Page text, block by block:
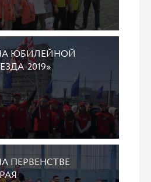
ЮБИЛЕЙНОЙ
2019»
ПЕРВЕНСТВЕ